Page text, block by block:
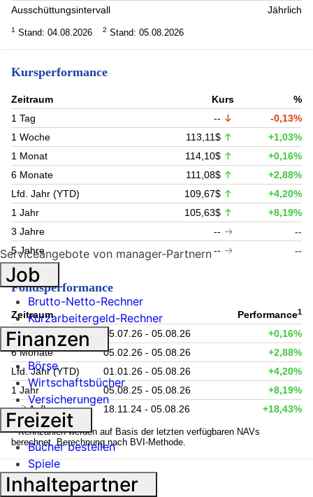
Ausschüttungsintervall Jährlich
1 Stand: 04.08.2026 2 Stand: 05.08.2026
Kursperformance
Zeitraum Kurs
%
1 Tag
--
-0,13%
1 Woche
113,11$
+1,03%
1 Monat
114,10$
+0,16%
6 Monate
111,08$
+2,88%
Lfd. Jahr (YTD)
109,67$
+4,20%
1 Jahr
105,63$
+8,19%
3 Jahre
--
--
5 Jahre
-- --
Fondsperformance
Zeitraum Performance1
1 Monat 05.07.26 - 05.08.26
+0,16%
6 Monate
05.02.26 - 05.08.26
+2,88%
Lfd. Jahr (YTD)
01.01.26 - 05.08.26
+4,20%
1 Jahr
05.08.25 - 05.08.26
+8,19%
seit Auflage
18.11.24 - 05.08.26 +18,43%
Kennzahlen werden auf Basis der letzten verfügbaren NAVs
berechnet. Berechnung nach BVI-Methode.
Fondsgebühren
Serviceangebote von manager-Partnern
Job
Brutto-Netto-Rechner
Kurzarbeitergeld-Rechner
Finanzen
Börse
Wirtschaftsbücher
Versicherungen
Freizeit
Bücher bestellen
Spiele
Inhaltepartner